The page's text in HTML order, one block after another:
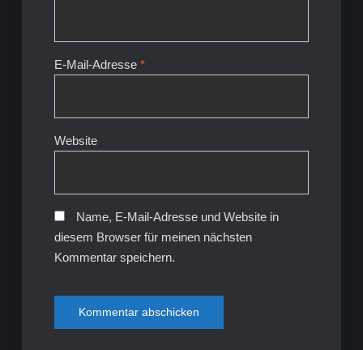
E-Mail-Adresse *
Website
Name, E-Mail-Adresse und Website in
diesem Browser für meinen nächsten
Kommentar speichern.